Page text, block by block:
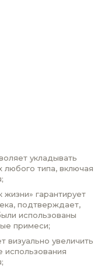
укладывать
типа, включая
жизни» гарантирует
подтверждает,
использованы
примеси;
визуально увеличить